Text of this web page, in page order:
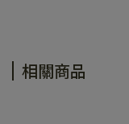
相關商品